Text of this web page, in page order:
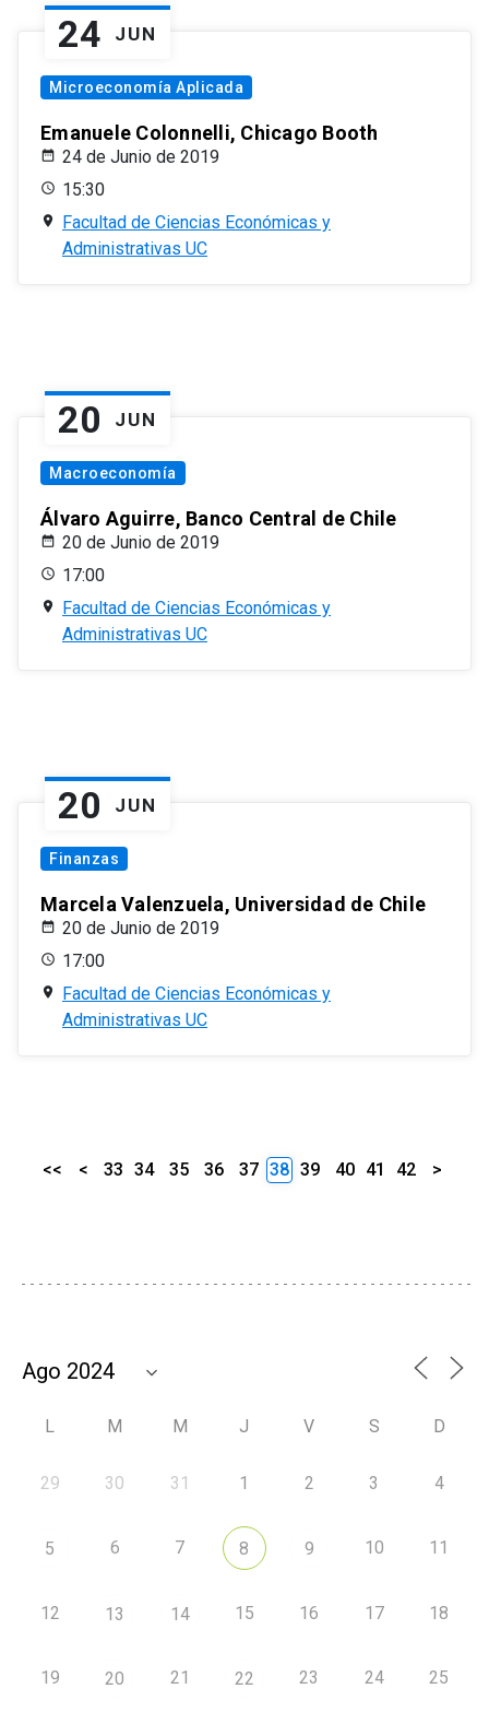
24 JUN
Microeconomía Aplicada
Emanuele Colonnelli, Chicago Booth
24 de Junio de 2019
15:30
Facultad de Ciencias Económicas y
Administrativas UC
20 JUN
Macroeconomía
Álvaro Aguirre, Banco Central de Chile
20 de Junio de 2019
17:00
Facultad de Ciencias Económicas y
Administrativas UC
20 JUN
Finanzas
Marcela Valenzuela, Universidad de Chile
20 de Junio de 2019
17:00
Facultad de Ciencias Económicas y
Administrativas UC
<< < 33 34 35 36 37 38 39 40 41 42 >
L M M J V S D
29 30 31 1 2 3 4
5 6 7 8 9 10 11
12 13 14 15 16 17 18
19 20 21 22 23 24 25